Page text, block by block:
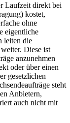
Laufzeit direkt bei
kostet,
ohne
eigentliche
leiten die
Diese ist
anzunehmen
oder über einen
gesetzlichen
steht
Anbietern,
auch nicht mit